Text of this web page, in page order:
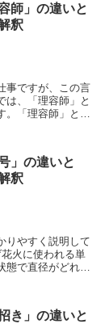
師」の違いと
釈
事ですが、この言
は、「理容師」と
。「理容師」と
」の違いと
釈
りやすく説明して
火に使われる単
態で直径がどれく
き」の違いと